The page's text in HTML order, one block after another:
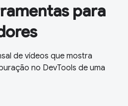
para
de vídeos que mostra
no DevTools de uma